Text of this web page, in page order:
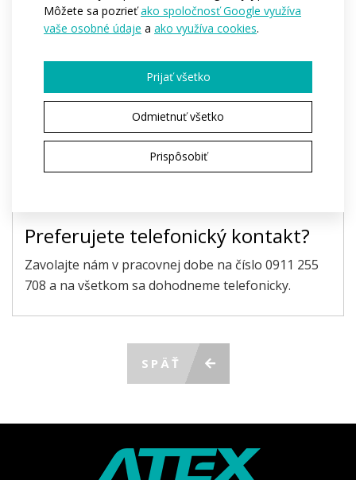
Môžete sa pozrieťako spoločnosť Google využíva
vaše osobné údaje a ako využíva cookies.
Prijať všetko
Odmietnuť všetko
Prispôsobiť
Pole označené * je povinné.
Odoslaním súhlasím so spracovanímosobných
na účely poskytnutia ponuky
Preferujete telefonický kontakt?
Zavolajte nám v pracovnej dobe na číslo 0911 255
708 a na všetkom sa dohodneme telefonicky.
SPÄŤ